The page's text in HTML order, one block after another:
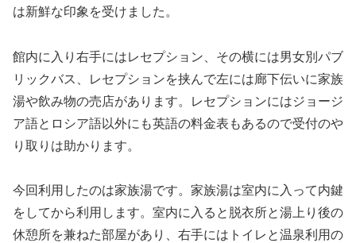
は新鮮な印象を受けました。
館内に入り右手にはレセプション、その横には男女別パブ
リックバス、レセプションを挟んで左には廊下伝いに家族
湯や飲み物の売店があります。レセプションにはジョージ
ア語とロシア語以外にも英語の料金表もあるので受付のや
り取りは助かります。
今回利用したのは家族湯です。家族湯は室内に入って内鍵
をしてから利用します。室内に入ると脱衣所と湯上り後の
休憩所を兼ねた部屋があり、右手にはトイレと温泉利用の